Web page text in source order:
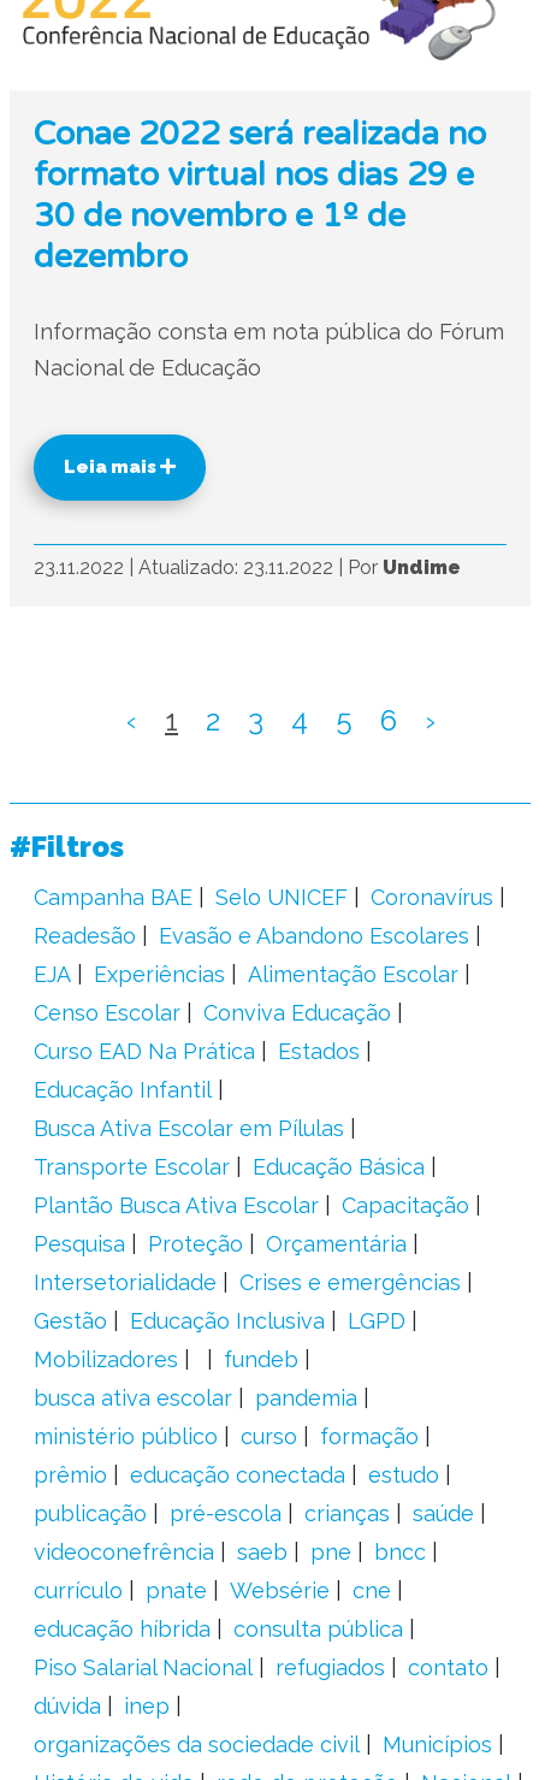
Conae 2022 será realizada no
formato virtual nos dias 29 e
30 de novembro e 1º de
dezembro
Informação consta em nota pública do Fórum
Nacional de Educação
Leia mais
23.11.2022 Atualizado: 23.11.2022 Por Undime
‹ 1 2 3 4 5 6 ›
#Filtros
Campanha BAE Selo UNICEF
Coronavírus
Readesão
Evasão e Abandono Escolares
EJA
Experiências
Alimentação Escolar
Censo Escolar
Conviva Educação
Curso EAD Na Prática
Estados
Educação Infantil
Busca Ativa Escolar em Pílulas
Transporte Escolar
Educação Básica
Plantão Busca Ativa Escolar
Capacitação
Pesquisa
Proteção
Orçamentária
Intersetorialidade
Crises e emergências
Gestão
Educação Inclusiva
LGPD
Mobilizadores
fundeb
busca ativa escolar
pandemia
ministério público
curso
formação
prêmio
educação conectada
estudo
publicação
pré-escola crianças
saúde
videoconefrência
saeb pne
bncc
currículo
pnate Websérie
cne
educação híbrida
consulta pública
Piso Salarial Nacional
refugiados
contato
dúvida
inep
organizações da sociedade civil
Municípios